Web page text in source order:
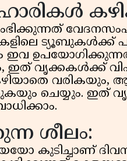
ട്യൂബുകൾക്ക്
ഇവ
ഇത് വൃക്കകൾക്ക്
ചെയ്യും. ഇത്
ശീലം:
കുടിച്ചാണ്